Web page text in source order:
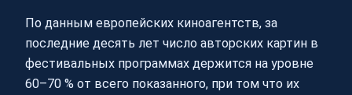
По данным европейских киноагентств, за
последние десять лет число авторских картин в
фестивальных программах держится на уровне
60–70 % от всего показанного, при том что их